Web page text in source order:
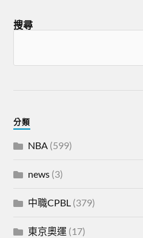
搜尋
分類
NBA (599)
news (3)
中職CPBL (379)
東京奧運 (17)